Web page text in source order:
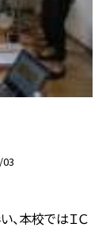
、本校ではＩＣ